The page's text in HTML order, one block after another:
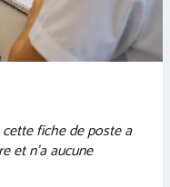
fiche de poste a
et n’a aucune